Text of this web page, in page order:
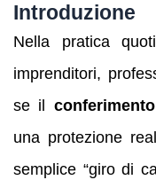
Introduzione
Nella pratica
imprenditori,
se il
una protezione
semplice “giro di